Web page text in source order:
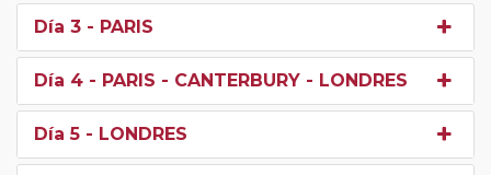
Día 3 - PARIS
Día 4 - PARIS - CANTERBURY - LONDRES
Día 5 - LONDRES